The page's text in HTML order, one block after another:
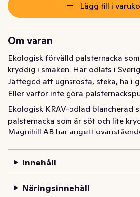
Lägg till i
Om varan
Ekologisk förvälld palsternacka
kryddig i smaken. Har odlats i
Jättegod att ugnsrosta, steka, ha i
Eller varför inte göra
Ekologisk KRAV-odlad blancherad
palsternacka som är söt och lite
Palsternackorna skördas och
blancheras innan de fryses in,
Palsternackan har en söt och
Magnihill AB har angett
Innehåll
Näringsinnehåll